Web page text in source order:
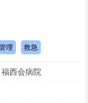
理 救急
西会病院